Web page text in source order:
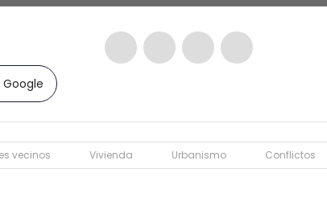
vecinos Vivienda Urbanismo Conflictos